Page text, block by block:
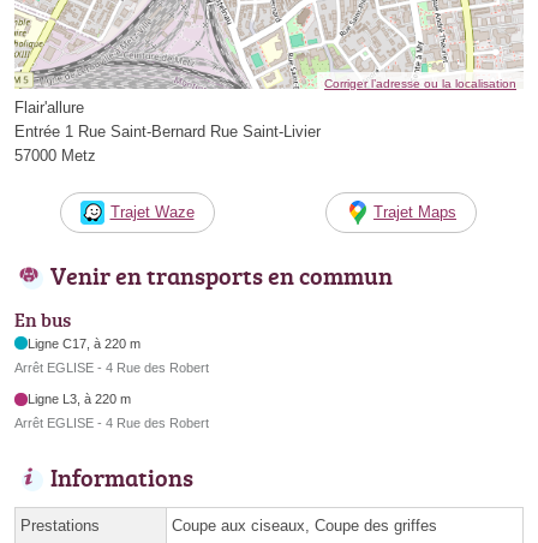
Corriger l’adresse ou la localisation
Flair'allure
Entrée 1 Rue Saint-Bernard Rue Saint-Livier
57000 Metz
Trajet Waze Trajet Maps
Venir en transports en commun
En bus
Ligne C17, à 220 m
Arrêt EGLISE - 4 Rue des Robert
Ligne L3, à 220 m
Arrêt EGLISE - 4 Rue des Robert
Informations
Prestations Coupe aux ciseaux, Coupe des griffes